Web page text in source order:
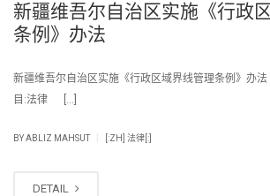
新疆维吾尔自治区实施《行政
条例》办法
新疆维吾尔自治区实施《行政区域界线管理条例》
目:法律 […]
BYABLIZ MAHSUT [:ZH] 法律[:]
DETAIL